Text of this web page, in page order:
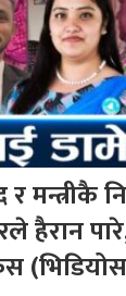
र मन्त्रीकै
हैरान